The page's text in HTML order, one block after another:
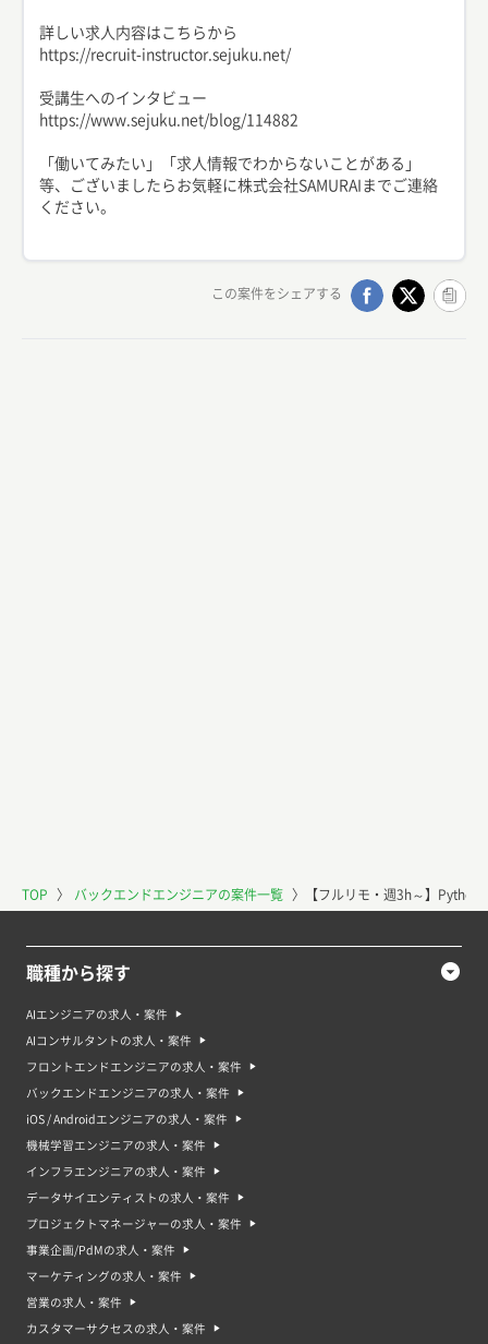
TOP 〉 バックエンドエンジニアの案件一覧 〉 【フルリモ・週3h～】
詳しい求人内容はこちらから
https://recruit-instructor.sejuku.net/
受講生へのインタビュー
https://www.sejuku.net/blog/114882
「働いてみたい」「求人情報でわからないことがある」
等、ございましたらお気軽に株式会社SAMURAIまでご連絡
ください。
この案件をシェアする
職種から探す
AIエンジニアの求人・案件
AIコンサルタントの求人・案件
フロントエンドエンジニアの求人・案件
バックエンドエンジニアの求人・案件
iOS / Androidエンジニアの求人・案件
機械学習エンジニアの求人・案件
インフラエンジニアの求人・案件
データサイエンティストの求人・案件
プロジェクトマネージャーの求人・案件
事業企画/PdMの求人・案件
マーケティングの求人・案件
営業の求人・案件
カスタマーサクセスの求人・案件